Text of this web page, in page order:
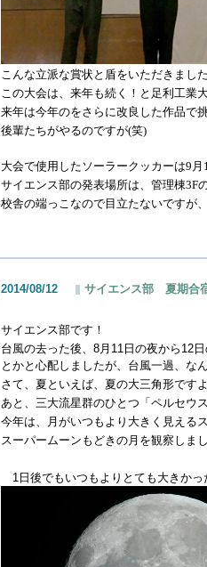
こんな立派な賞状と盾をいただきました
この大会は、来年も続く！と足利工業
来年は今年のをさらに改良した作品で
後輩たちがやるのですが(笑)
大会で使用したソーラークッカーは9 月
サイエンス部の発表場所は、管理棟3F
校舎の端っこなので目立たないですが
2014/08/12 サイエンス部 夏期合
サイエンス部です！
台風の去った後、 8月 11 日の夜から 12
とかと心配しましたが、台風一過、な
さて、夏といえば、夏の大三角形です
あと、三大流星群のひとつ「ペルセウ
今年は、月がいつもより大きく見える
スーパームーンもどきの月を観察しまし
1 日後でもいつもよりとても大きかっ